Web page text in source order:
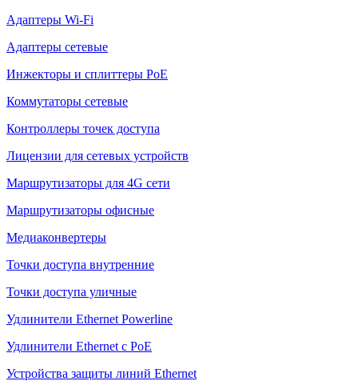
Адаптеры Wi-Fi
Адаптеры сетевые
Инжекторы и сплиттеры РоЕ
Коммутаторы сетевые
Контроллеры точек доступа
Лицензии для сетевых устройств
Маршрутизаторы для 4G сети
Маршрутизаторы офисные
Медиаконвертеры
Точки доступа внутренние
Точки доступа уличные
Удлинители Ethernet Powerline
Удлинители Ethernet с PoE
Устройства защиты линий Ethernet